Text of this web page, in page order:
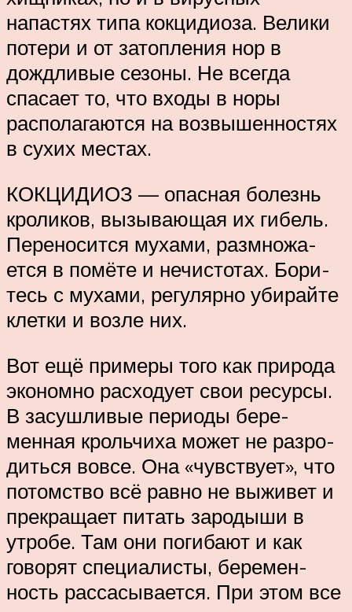
напастях типа кокцидиоза. Велики
потери и от затопления нор в
дождливые сезоны. Не всегда
спасает то, что входы в норы
располагаются на воз­вышен­ностях
в сухих местах.
КОКЦИДИОЗ — опасная болезнь
кроликов, вызыва­ющая их гибель.
Пере­носит­ся мухами, раз­мно­жа­
ется в помё­те и нечистотах. Бори­
тесь с му­хами, ре­гуляр­но уби­рай­те
клет­ки и воз­ле них.
Вот ещё примеры того как природа
экономно расходует свои ресурсы.
В засуш­ливые периоды бере­
менная крольчиха может не разро­
диться вовсе. Она «чувствует», что
потомство всё равно не выживет и
прекращает питать зародыши в
утробе. Там они погибают и как
говорят специ­алисты, бере­мен­
ность рассасывается. При этом все